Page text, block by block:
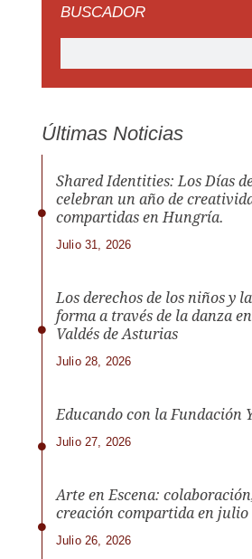
BUSCADOR
Últimas Noticias
Shared Identities: Los Días
celebran un año de
compartidas en Hungría.
Julio 31, 2026
Los derechos de los niños y
forma a través de la danza
Valdés de Asturias
Julio 28, 2026
Educando con la Fundación
Julio 27, 2026
Arte en Escena:
creación compartida en julio
Julio 26, 2026